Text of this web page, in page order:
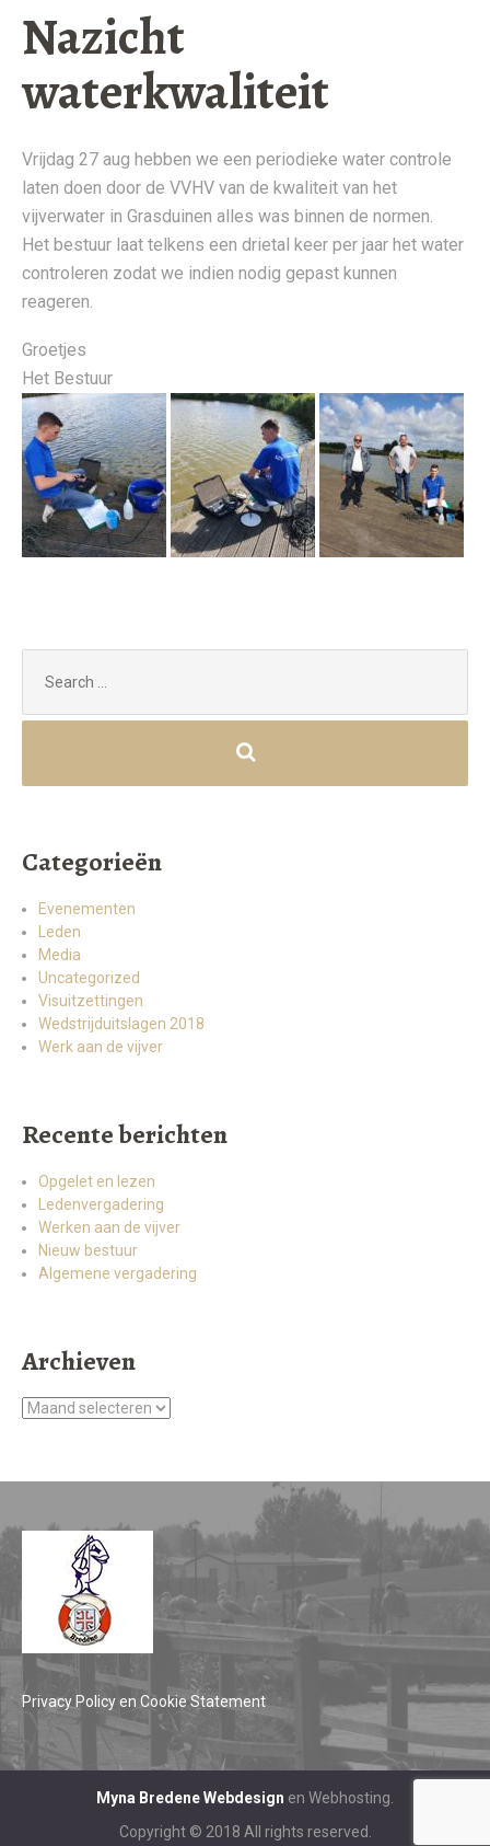
Nazicht
waterkwaliteit
Vrijdag 27 aug hebben we een periodieke water controle
laten doen door de VVHV van de kwaliteit van het
vijverwater in Grasduinen alles was binnen de normen.
Het bestuur laat telkens een drietal keer per jaar het water
controleren zodat we indien nodig gepast kunnen
reageren.
Groetjes
Het Bestuur
for:
Categorieën
Evenementen
Leden
Media
Uncategorized
Visuitzettingen
Wedstrijduitslagen 2018
Werk aan de vijver
Recente berichten
Opgelet en lezen
Ledenvergadering
Werken aan de vijver
Nieuw bestuur
Algemene vergadering
Archieven
Archieven
Privacy Policy en Cookie Statement
Myna Bredene Webdesign en Webhosting.
Copyright © 2018 All rights reserved.